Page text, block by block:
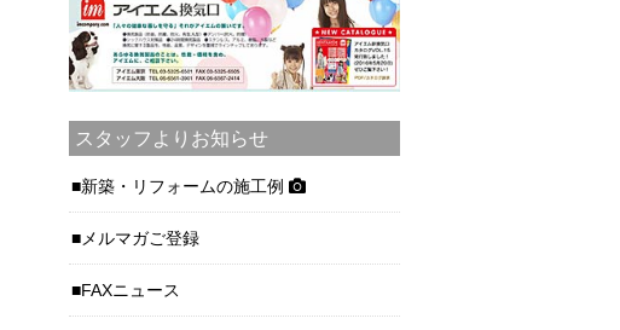
スタッフよりお知らせ
新築・リフォームの施工例
メルマガご登録
FAXニュース